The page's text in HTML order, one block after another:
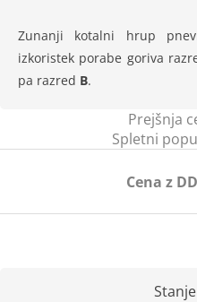
Zunanji kotalni hrup
izkoristek porabe goriva
pa razred B.
Prejšnja
Spletni
Cena z